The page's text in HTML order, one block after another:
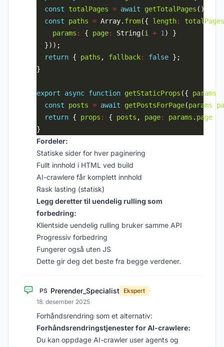
const
totalPages = await getTotalPages
const
paths = Array. from({ length:
totalPages
params : { page: String(i + 1
return { paths , fallback: false
export async function getStaticProps ({ params
const
posts = await getPostsForPage(params
return { props : { posts , page: params . page
Fordeler:
Statiske sider for hver paginering
Fullt innhold i HTML ved build
AI-crawlere får komplett innhold
Rask lasting (statisk)
Legg deretter til uendelig rulling som
forbedring:
Klientside uendelig rulling bruker samme API
Progressiv forbedring
Fungerer også uten JS
Dette gir deg det beste fra begge verdener.
PS Prerender_Specialist Ekspert ·
18. desember 2025
Forhåndsrendring som et alternativ:
Forhåndsrendringstjenester for AI-crawlere:
Du kan oppdage AI-crawler user agents og